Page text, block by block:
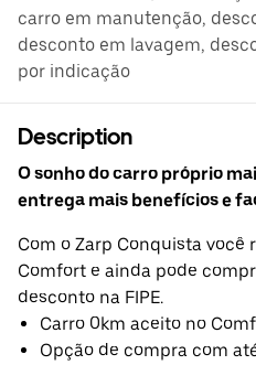
carro em manutenção,
desconto em lavagem,
por indicação
Description
O sonho do carro próprio
entrega mais benefícios e
Com o Zarp Conquista você
Comfort e ainda pode
desconto na FIPE.
Carro 0km aceito no
Opção de compra com